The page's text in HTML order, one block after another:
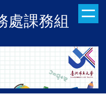
處課務組